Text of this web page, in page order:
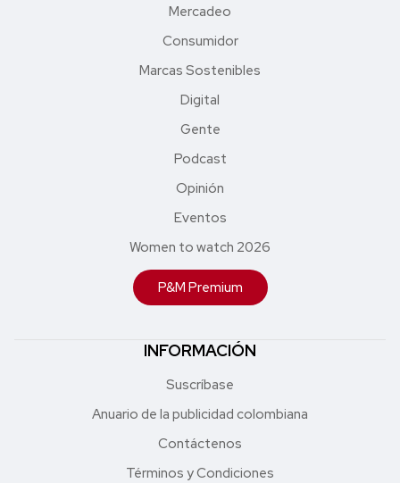
Mercadeo
Consumidor
Marcas Sostenibles
Digital
Gente
Podcast
Opinión
Eventos
Women to watch 2026
P&M Premium
INFORMACIÓN
Suscríbase
Anuario de la publicidad colombiana
Contáctenos
Términos y Condiciones